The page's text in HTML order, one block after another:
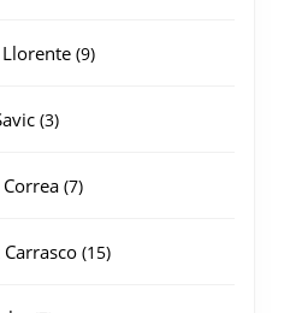
99
33
77
1515